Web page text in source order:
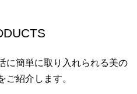
に簡単に取り入れられる美の
ご紹介します。